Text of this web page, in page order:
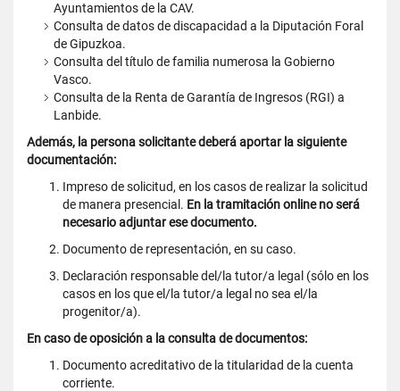
Ayuntamientos de la CAV.
Consulta de datos de discapacidad a la Diputación Foral
de Gipuzkoa.
Consulta del título de familia numerosa la Gobierno
Vasco.
Consulta de la Renta de Garantía de Ingresos (RGI) a
Lanbide.
Además, la persona solicitante deberá aportar la siguiente
documentación:
Impreso de solicitud, en los casos de realizar la solicitud
de manera presencial. En la tramitación online no será
necesario adjuntar ese documento.
Documento de representación, en su caso.
Declaración responsable del/la tutor/a legal (sólo en los
casos en los que el/la tutor/a legal no sea el/la
progenitor/a).
En caso de oposición a la consulta de documentos:
Documento acreditativo de la titularidad de la cuenta
corriente.